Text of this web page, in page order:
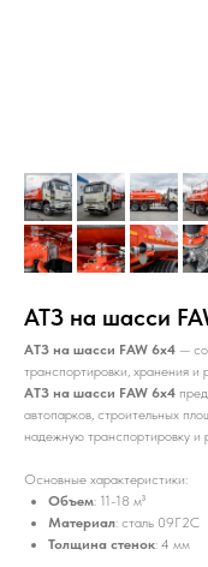
АТЗ на шасси
АТЗ на шасси FAW 6х4 —
транспортировки, хранения и
АТЗ на шасси FAW 6х4
автопарков, строительных
надежную транспортировку и
Основные характеристики:
Объем: 11-18 м³
Материал: сталь 09Г2С
Толщина стенок: 4 мм